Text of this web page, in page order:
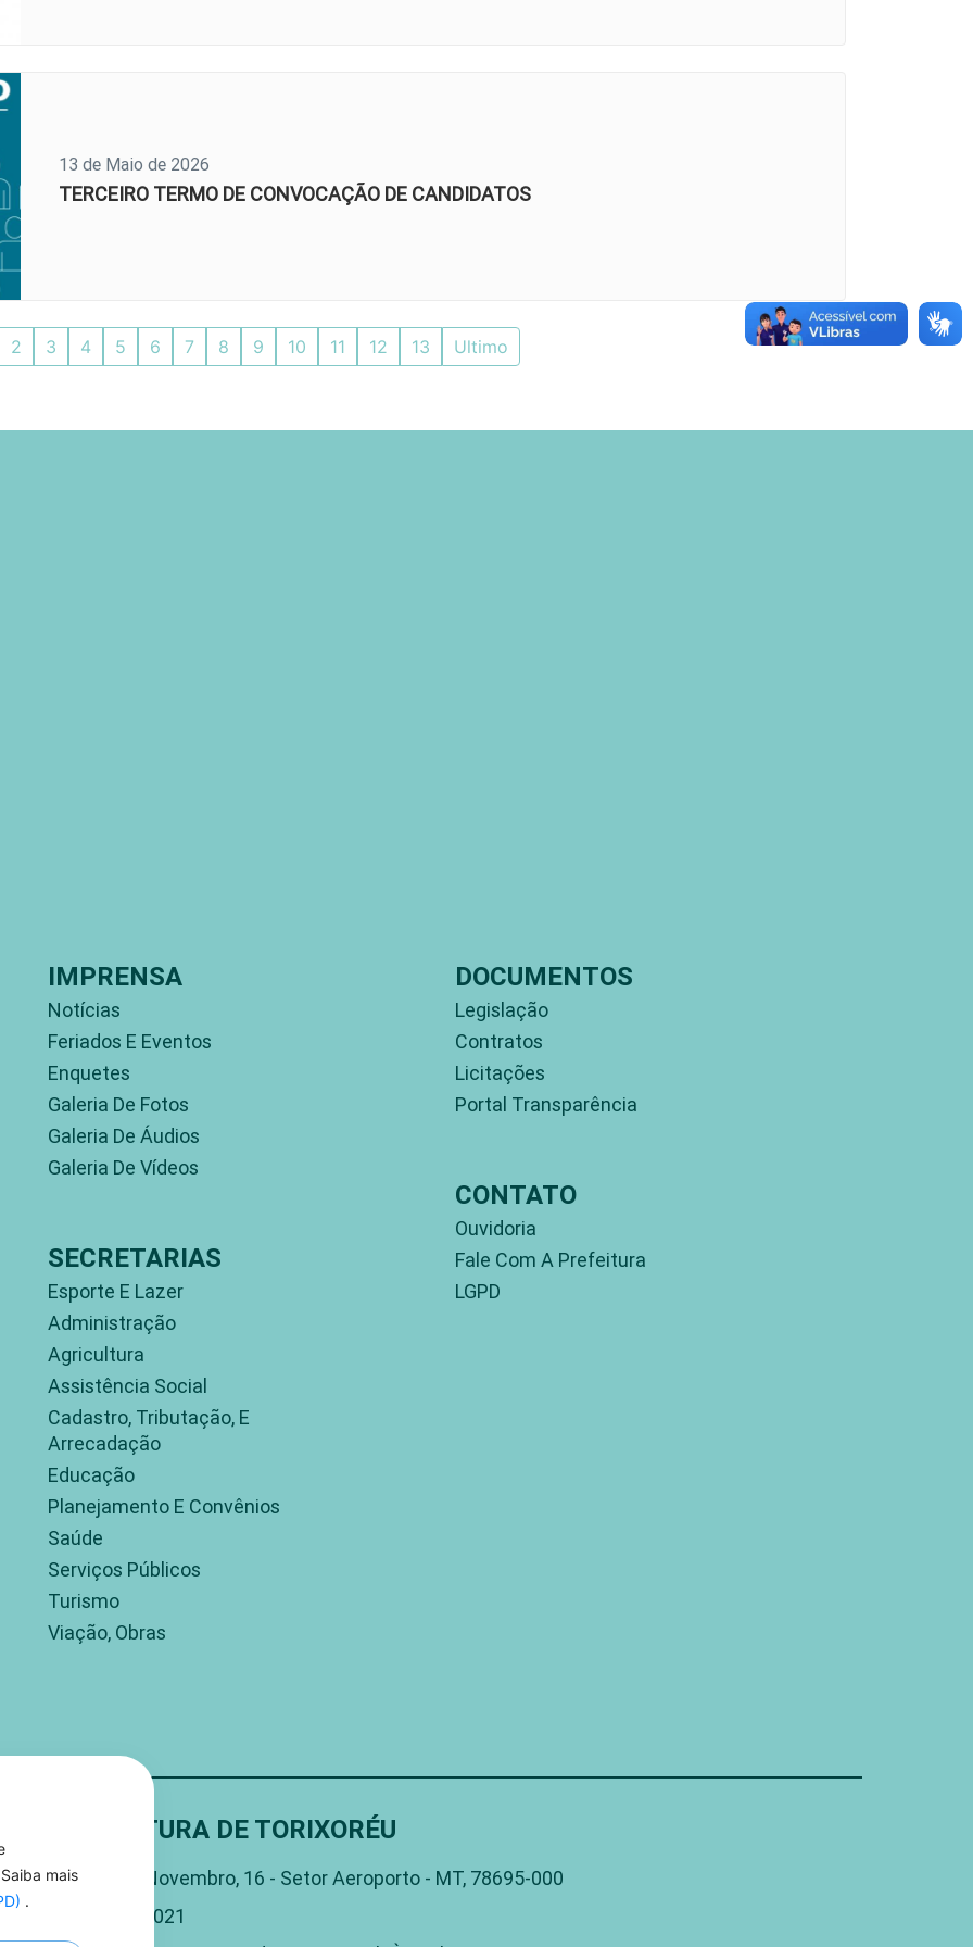
13 de Maio de 2026
TERCEIRO TERMO DE CONVOCAÇÃO DE CANDIDATOS
2 3 4 5 6 7 8 9 10 11 12 13 Ultimo
IMPRENSA
Notícias
Feriados E Eventos
Enquetes
Galeria De Fotos
Galeria De Áudios
Galeria De Vídeos
SECRETARIAS
Esporte E Lazer
Administração
Agricultura
Assistência Social
Cadastro, Tributação, E
Arrecadação
Educação
Planejamento E Convênios
Saúde
Serviços Públicos
Turismo
Viação, Obras
DOCUMENTOS
Legislação
Contratos
Licitações
Portal Transparência
CONTATO
Ouvidoria
Fale Com A Prefeitura
LGPD
PREFEITURA DE TORIXORÉU
Rua 15 De Novembro, 16 - Setor Aeroporto - MT, 78695-000
(66) 3406-1021
mais
.